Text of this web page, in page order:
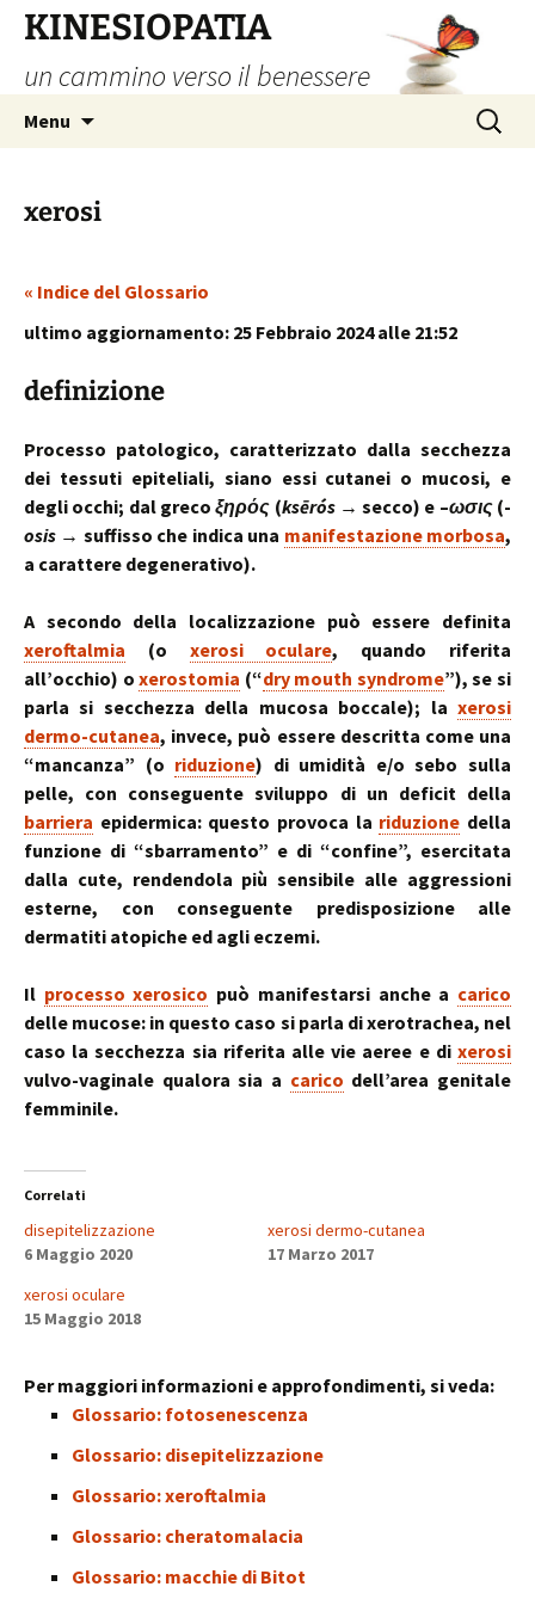
contenuto
KINESIOPATIA
un cammino verso il benessere
Menu
Ricerca
per:
xerosi
« Indice del Glossario
ultimo aggiornamento: 25 Febbraio 2024 alle 21:52
definizione
Processo patologico, caratterizzato dalla secchezza
dei tessuti epiteliali, siano essi cutanei o mucosi, e
degli occhi; dal grecoξηρός (ksērós→ secco) e –ωσις(-
osis → suffisso che indica una manifestazione morbosa,
a carattere degenerativo).
A secondo della localizzazione può essere definita
xeroftalmia (o xerosi oculare, quando riferita
all’occhio) oxerostomia (“dry mouth syndrome”), se si
parla si secchezza della mucosa boccale); la xerosi
dermo-cutanea, invece, può essere descritta come una
“mancanza” (o riduzione) di umidità e/o sebo sulla
pelle, con conseguente sviluppo di un deficit della
barriera epidermica: questo provoca la riduzione della
funzione di “sbarramento” e di “confine”, esercitata
dalla cute, rendendola più sensibile alle aggressioni
esterne, con conseguente predisposizione alle
dermatiti atopiche ed agli eczemi.
Il processo xerosico può manifestarsi anche a carico
delle mucose: in questo caso si parla di xerotrachea, nel
caso la secchezza sia riferita alle vie aeree e di xerosi
vulvo-vaginale qualora sia a carico dell’area genitale
femminile.
Correlati
disepitelizzazione
6 Maggio 2020
xerosi dermo-cutanea
17 Marzo 2017
xerosi oculare
15 Maggio 2018
Per maggiori informazioni e approfondimenti, si veda:
Glossario: fotosenescenza
Glossario: disepitelizzazione
Glossario: xeroftalmia
Glossario: cheratomalacia
Glossario: macchie di Bitot